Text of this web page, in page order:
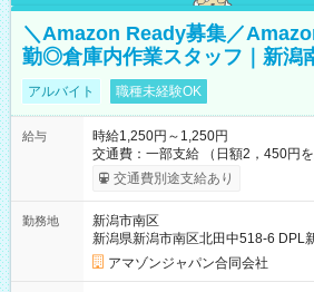
＼Amazon Ready募集／
勤◎倉庫内作業スタッフ｜新潟
アルバイト 職種未経験OK
給与
時給1,250円～1,250円
交通費：一部支給 （日額2，450円
実費支給） ※22:00～翌5:00までは時給25%UP！ ■給与前払い
制度あり ※前払い額の上限あり、手
交通費別途支給あり
勤務地
新潟市南区
新潟県新潟市南区北田中518-6 DPL
アマゾンジャパン合同会社